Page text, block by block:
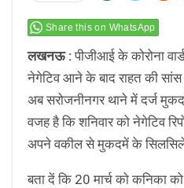
Share this on WhatsApp
लखनऊ :पीजीआई के कोरोना
नेगेटिव आने के बाद राहत की
अब सरोजनीनगर थाने में दर्ज
वजह है कि शनिवार को नेगेटिव
अपने वकील से मुकदमें के सिलसिले
बता दें कि 20 मार्च को कनिका